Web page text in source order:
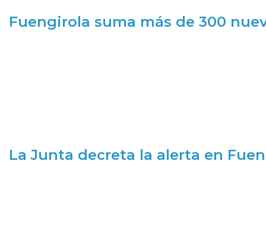
Fuengirola suma más de 300
La Junta decreta la alerta en